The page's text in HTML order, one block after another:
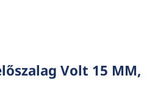
Volt 15 MM,